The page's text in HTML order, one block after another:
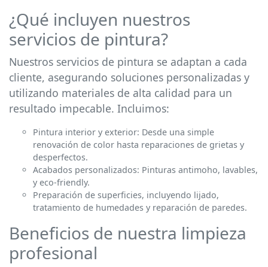
¿Qué incluyen nuestros
servicios de pintura?
Nuestros servicios de pintura se adaptan a cada
cliente, asegurando soluciones personalizadas y
utilizando materiales de alta calidad para un
resultado impecable. Incluimos:
Pintura interior y exterior: Desde una simple
renovación de color hasta reparaciones de grietas y
desperfectos.
Acabados personalizados: Pinturas antimoho, lavables,
y eco-friendly.
Preparación de superficies, incluyendo lijado,
tratamiento de humedades y reparación de paredes.
Beneficios de nuestra limpieza
profesional